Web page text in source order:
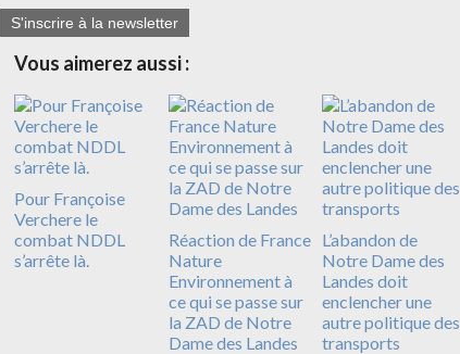
S'inscrire à la newsletter
Vous aimerez aussi :
Pour Françoise
Verchere le
combat NDDL
s’arrête là.
Réaction de France
Nature
Environnement à
ce qui se passe sur
la ZAD de Notre
Dame des Landes
L’abandon de
Notre Dame des
Landes doit
enclencher une
autre politique des
transports